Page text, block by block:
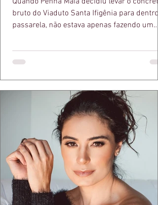
bruto do Viaduto Santa Ifigênia para dentro
passarela, não estava apenas fazendo um
a apresentadora e influenciadora Juliana
defende há tempos, o de que moda
estruturas geométricas, volumes
aquele concreto aparente típico da
arquitetura paulistana em peças de vestir,